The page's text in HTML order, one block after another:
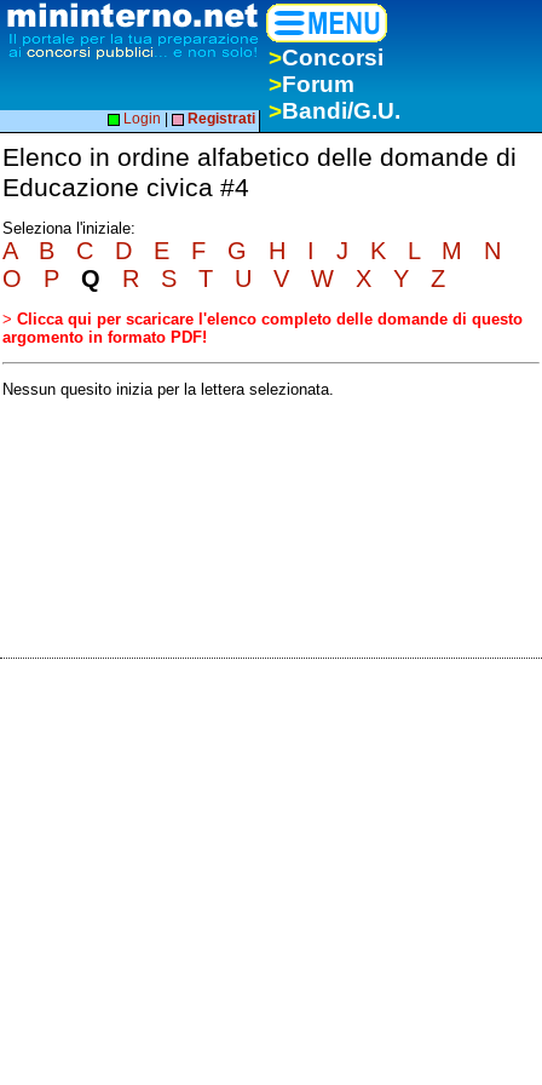
>Concorsi
>Forum
>Bandi/G.U.
Login Registrati
Elenco in ordine alfabetico delle domande di
Educazione civica #4
Seleziona l'iniziale:
A B C D E F G H I J K L M
N
O
P Q R S T U V W X Y Z
> Clicca qui per scaricare l'elenco completo delle domande di questo
argomento in formato PDF!
Nessun quesito inizia per la lettera selezionata.